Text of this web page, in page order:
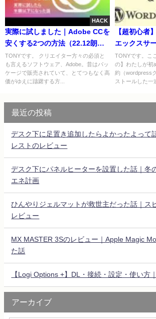
HACK
実際に試しました｜Adobe CCを
安くする2つの方法（22.12朗報
追記有）
TONYです。 クリエイター方々の必須と
も言えるソフトウェア、Adobe。昔はパッ
ケージで販売されていて、とてつもなく高
価がゆえに躊躇する方...
【超初心者
エックスサ
プレスのイ
TONYです。こ
の】わたしが初
約（wordpress
ストールした一
最近の投稿
デスク下に足置き追加したらよかったよって
レストのレビュー
デスク下にパネルヒーターを設置した話｜冬
エネ計画
ひんやりジェルマットが救世主だった話｜ス
レビュー
MX MASTER 3Sのレビュー｜Apple Magic
た話
【Logi Options +】DL・接続・設定・使い方
アーカイブ